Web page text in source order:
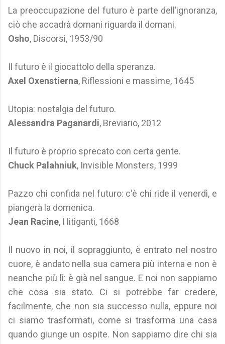
La preoccupazione del futuro è parte dell’ignoranza,
ciò che accadrà domani riguarda il domani.
Osho, Discorsi, 1953/90
Il futuro è il giocattolo della speranza.
Axel Oxenstierna, Riflessioni e massime, 1645
Utopia: nostalgia del futuro.
Alessandra Paganardi, Breviario, 2012
Il futuro è proprio sprecato con certa gente.
Chuck Palahniuk, Invisible Monsters, 1999
Pazzo chi confida nel futuro: c'è chi ride il venerdì, e
piangerà la domenica.
Jean Racine, I litiganti, 1668
Il nuovo in noi, il sopraggiunto, è entrato nel nostro
cuore, è andato nella sua camera più interna e non è
neanche più lì: è già nel sangue. E noi non sappiamo
che cosa sia stato. Ci si potrebbe far credere,
facilmente, che non sia successo nulla, eppure noi
ci siamo trasformati, come si trasforma una casa
quando giunge un ospite. Non sappiamo dire chi sia